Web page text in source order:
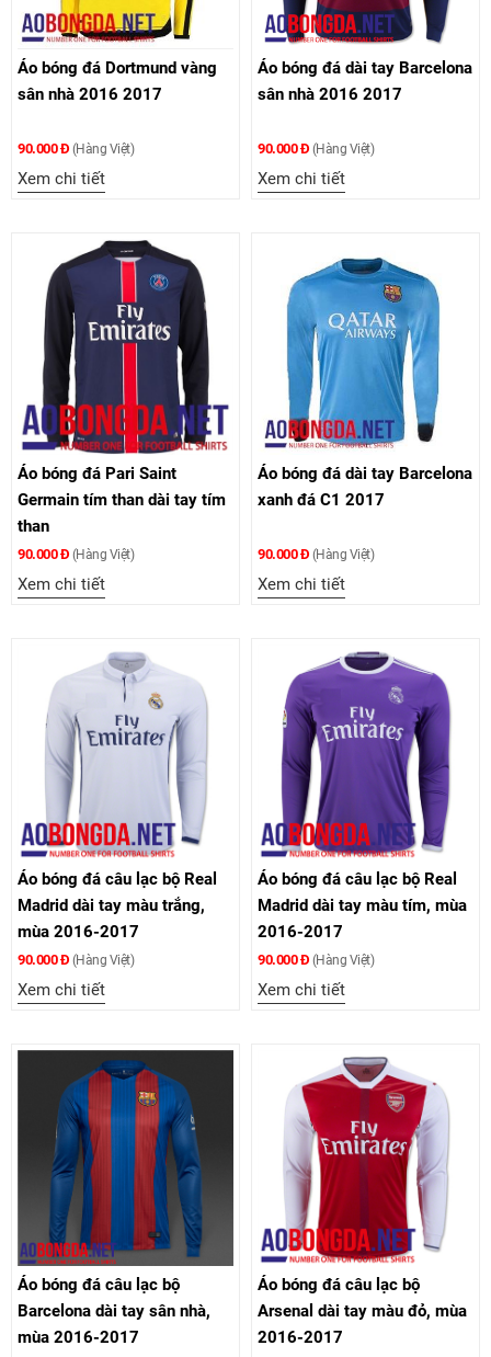
Áo bóng đá Dortmund vàng
sân nhà 2016 2017
90.000 Đ (Hàng Việt)
Xem chi tiết
Áo bóng đá dài tay Barcelona
sân nhà 2016 2017
90.000 Đ (Hàng Việt)
Xem chi tiết
Áo bóng đá Pari Saint
Germain tím than dài tay tím
than
90.000 Đ (Hàng Việt)
Xem chi tiết
Áo bóng đá dài tay Barcelona
xanh đá C1 2017
90.000 Đ (Hàng Việt)
Xem chi tiết
Áo bóng đá câu lạc bộ Real
Madrid dài tay màu trắng,
mùa 2016-2017
90.000 Đ (Hàng Việt)
Xem chi tiết
Áo bóng đá câu lạc bộ Real
Madrid dài tay màu tím, mùa
2016-2017
90.000 Đ (Hàng Việt)
Xem chi tiết
Áo bóng đá câu lạc bộ
Barcelona dài tay sân nhà,
mùa 2016-2017
Áo bóng đá câu lạc bộ
Arsenal dài tay màu đỏ, mùa
2016-2017